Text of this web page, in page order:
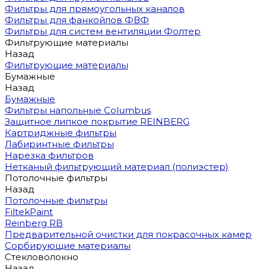
Фильтры для прямоугольных каналов
Фильтры для фанкойлов ФВФ
Фильтры для систем вентиляции Фолтер
Фильтрующие материалы
Назад
Фильтрующие материалы
Бумажные
Назад
Бумажные
Фильтры напольные Columbus
Защитное липкое покрытие REINBERG
Картриджные фильтры
Лабиринтные фильтры
Нарезка фильтров
Нетканый фильтрующий материал (полиэстер)
Потолочные фильтры
Назад
Потолочные фильтры
FiltekPaint
Reinberg RB
Предварительной очистки для покрасочных камер
Сорбирующие материалы
Стекловолокно